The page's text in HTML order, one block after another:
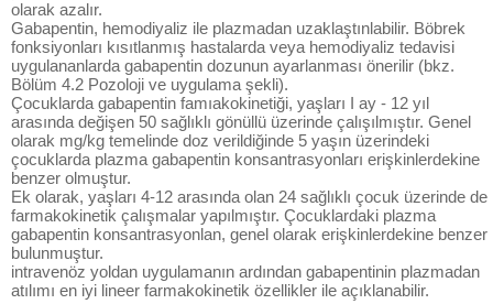
olarak azalır.
Gabapentin, hemodiyaliz ile plazmadan uzaklaştınlabilir. Böbrek
fonksiyonları kısıtlanmış hastalarda veya hemodiyaliz tedavisi
uygulananlarda gabapentin dozunun ayarlanması önerilir (bkz.
Bölüm 4.2 Pozoloji ve uygulama şekli).
Çocuklarda gabapentin famıakokinetiği, yaşları I ay - 12 yıl
arasında değişen 50 sağlıklı gönüllü üzerinde çalışılmıştır. Genel
olarak mg/kg temelinde doz verildiğinde 5 yaşın üzerindeki
çocuklarda plazma gabapentin konsantrasyonları erişkinlerdekine
benzer olmuştur.
Ek olarak, yaşları 4-12 arasında olan 24 sağlıklı çocuk üzerinde de
farmakokinetik çalışmalar yapılmıştır. Çocuklardaki plazma
gabapentin konsantrasyonlan, genel olarak erişkinlerdekine benzer
bulunmuştur.
intravenöz yoldan uygulamanın ardından gabapentinin plazmadan
atılımı en iyi lineer farmakokinetik özellikler ile açıklanabilir.